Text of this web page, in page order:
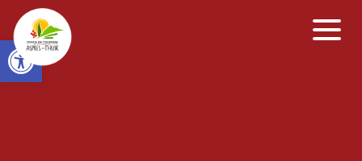
Open toolbar